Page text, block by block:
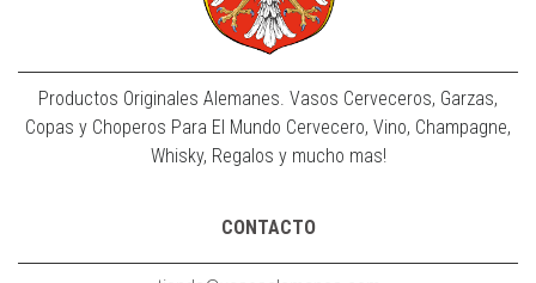
Productos Originales Alemanes. Vasos Cerveceros, Garzas,
Copas y Choperos Para El Mundo Cervecero, Vino, Champagne,
Whisky, Regalos y mucho mas!
CONTACTO